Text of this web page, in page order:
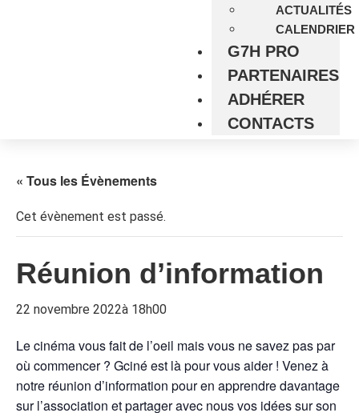
ACTUALITÉS
CALENDRIER
G7H PRO
PARTENAIRES
ADHÉRER
CONTACTS
« Tous les Évènements
Cet évènement est passé.
Réunion d’information
22 novembre 2022à 18h00
Le cinéma vous fait de l’oeil mais vous ne savez pas par
où commencer ? Gciné est là pour vous aider ! Venez à
notre réunion d’information pour en apprendre davantage
sur l’association et partager avec nous vos idées sur son